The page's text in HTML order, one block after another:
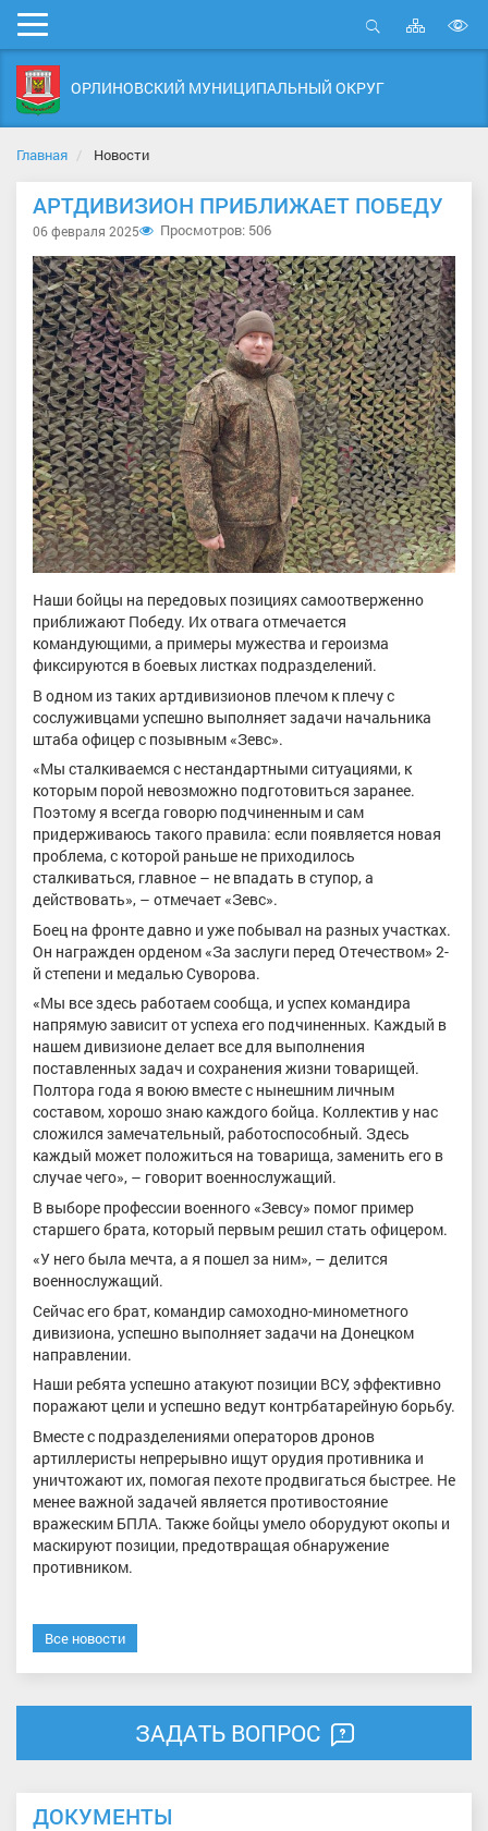
Мобильное
меню
Открыть
Карта
сайта
ОРЛИНОВСКИЙ МУНИЦИПАЛЬНЫЙ ОКРУГ
Главная Новости
АРТДИВИЗИОН ПРИБЛИЖАЕТ ПОБЕДУ
06 февраля 2025 Просмотров: 506
Наши бойцы на передовых позициях самоотверженно
приближают Победу. Их отвага отмечается
командующими, а примеры мужества и героизма
фиксируются в боевых листках подразделений.
В одном из таких артдивизионов плечом к плечу с
сослуживцами успешно выполняет задачи начальника
штаба офицер с позывным «Зевс».
«Мы сталкиваемся с нестандартными ситуациями, к
которым порой невозможно подготовиться заранее.
Поэтому я всегда говорю подчиненным и сам
придерживаюсь такого правила: если появляется новая
проблема, с которой раньше не приходилось
сталкиваться, главное – не впадать в ступор, а
действовать», – отмечает «Зевс».
Боец на фронте давно и уже побывал на разных участках.
Он награжден орденом «За заслуги перед Отечеством» 2-
й степени и медалью Суворова.
«Мы все здесь работаем сообща, и успех командира
напрямую зависит от успеха его подчиненных. Каждый в
нашем дивизионе делает все для выполнения
поставленных задач и сохранения жизни товарищей.
Полтора года я воюю вместе с нынешним личным
составом, хорошо знаю каждого бойца. Коллектив у нас
сложился замечательный, работоспособный. Здесь
каждый может положиться на товарища, заменить его в
случае чего», – говорит военнослужащий.
В выборе профессии военного «Зевсу» помог пример
старшего брата, который первым решил стать офицером.
«У него была мечта, а я пошел за ним», – делится
военнослужащий.
Сейчас его брат, командир самоходно-минометного
дивизиона, успешно выполняет задачи на Донецком
направлении.
Наши ребята успешно атакуют позиции ВСУ, эффективно
поражают цели и успешно ведут контрбатарейную борьбу.
Вместе с подразделениями операторов дронов
артиллеристы непрерывно ищут орудия противника и
уничтожают их, помогая пехоте продвигаться быстрее. Не
менее важной задачей является противостояние
вражеским БПЛА. Также бойцы умело оборудуют окопы и
маскируют позиции, предотвращая обнаружение
противником.
Все новости
ЗАДАТЬ ВОПРОС
ДОКУМЕНТЫ